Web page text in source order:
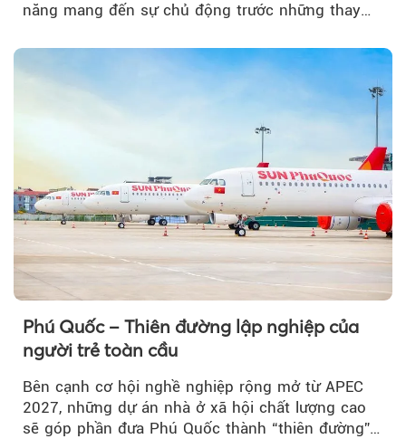
năng mang đến sự chủ động trước những thay
Phú Quốc – Thiên đường lập nghiệp của
người trẻ toàn cầu
Bên cạnh cơ hội nghề nghiệp rộng mở từ APEC
2027, những dự án nhà ở xã hội chất lượng cao
sẽ góp phần đưa Phú Quốc thành “thiên đường”